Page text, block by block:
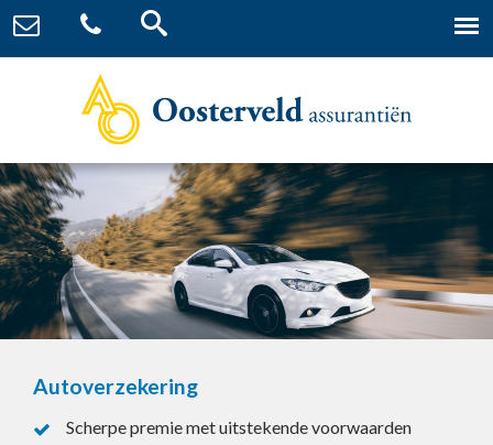
Autoverzekering
Scherpe premie met uitstekende voorwaarden